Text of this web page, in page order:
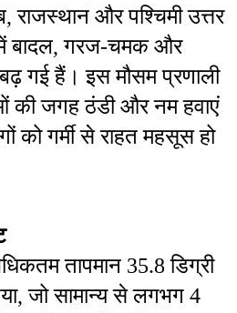
राजस्थान और पश्चिमी उत्तर
बादल, गरज-चमक और
बढ़ गई हैं। इस मौसम प्रणाली
की जगह ठंडी और नम हवाएं
को गर्मी से राहत महसूस हो
तापमान 35.8 डिग्री
जो सामान्य से लगभग 4